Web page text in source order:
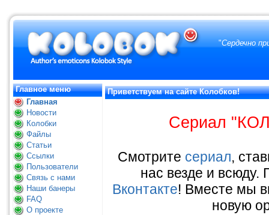
"Сердечно
Главное меню
Главная
Новости
Колобки
Файлы
Статьи
Ссылки
Пользователи
Связь с нами
Наши банеры
FAQ
О проекте
Приветствуем на сайте Колобков!
Сериал
Смотрите сериал,
нас везде и
Вконтакте! Вместе мы
новую